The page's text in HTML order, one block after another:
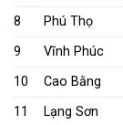
8
Phú Thọ
9
Vĩnh Phúc
10
Cao Bằng
11
Lạng Sơn